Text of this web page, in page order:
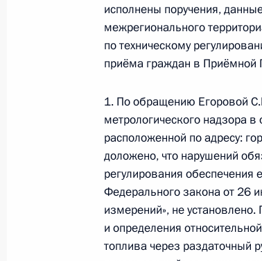
19 ноября 2019 года,
19 ноября 2019 года по
руководитель
Калинникова провела в
граждан в Москве личный
19 ноября 2019 года, 21:29
26 апреля 2019 года,
26 апреля 2019 года по
руководитель
исполнены поручения,
межрегионального
по техническому
приёма граждан в Приёмной
1. По обращению Егоровой
метрологического надзора
расположенной по адресу:
доложено, что нарушений
регулирования обеспечения
Федерального закона от 26
измерений», не
и определения
топлива через раздаточный